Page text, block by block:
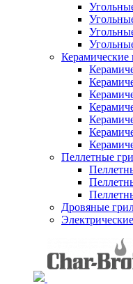
Керамические
Пеллетные
Дровяные